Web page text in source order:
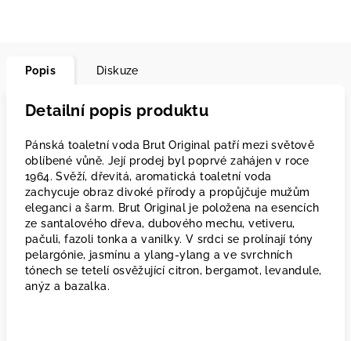
Popis Diskuze
Detailní popis produktu
Pánská toaletní voda Brut Original patří mezi světově
oblíbené vůně. Její prodej byl poprvé zahájen v roce
1964. Svěží, dřevitá, aromatická toaletní voda
zachycuje obraz divoké přírody a propůjčuje mužům
eleganci a šarm. Brut Original je položena na esencích
ze santalového dřeva, dubového mechu, vetiveru,
pačuli, fazoli tonka a vanilky. V srdci se prolínají tóny
pelargónie, jasmínu a ylang-ylang a ve svrchních
tónech se tetelí osvěžující citron, bergamot, levandule,
anýz a bazalka.